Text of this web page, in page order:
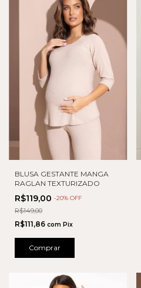
BLUSA GESTANTE MANGA
RAGLAN TEXTURIZADO
R$119,00 -20% OFF
R$149,00
R$111,86 com Pix
Comprar